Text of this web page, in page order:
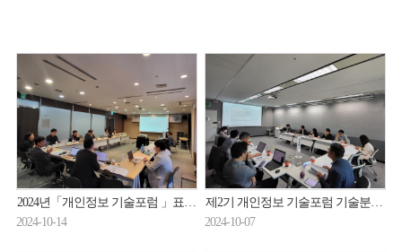
2024년「개인정보 기술포럼 」표준화분과 미니세미나 개최 (24.10.11.)
2024-10-14
제2기 개인정보 기술포럼 기술분과 보고서 작성 2차 소분과위원회 개최(24.10.2.)
2024-10-07